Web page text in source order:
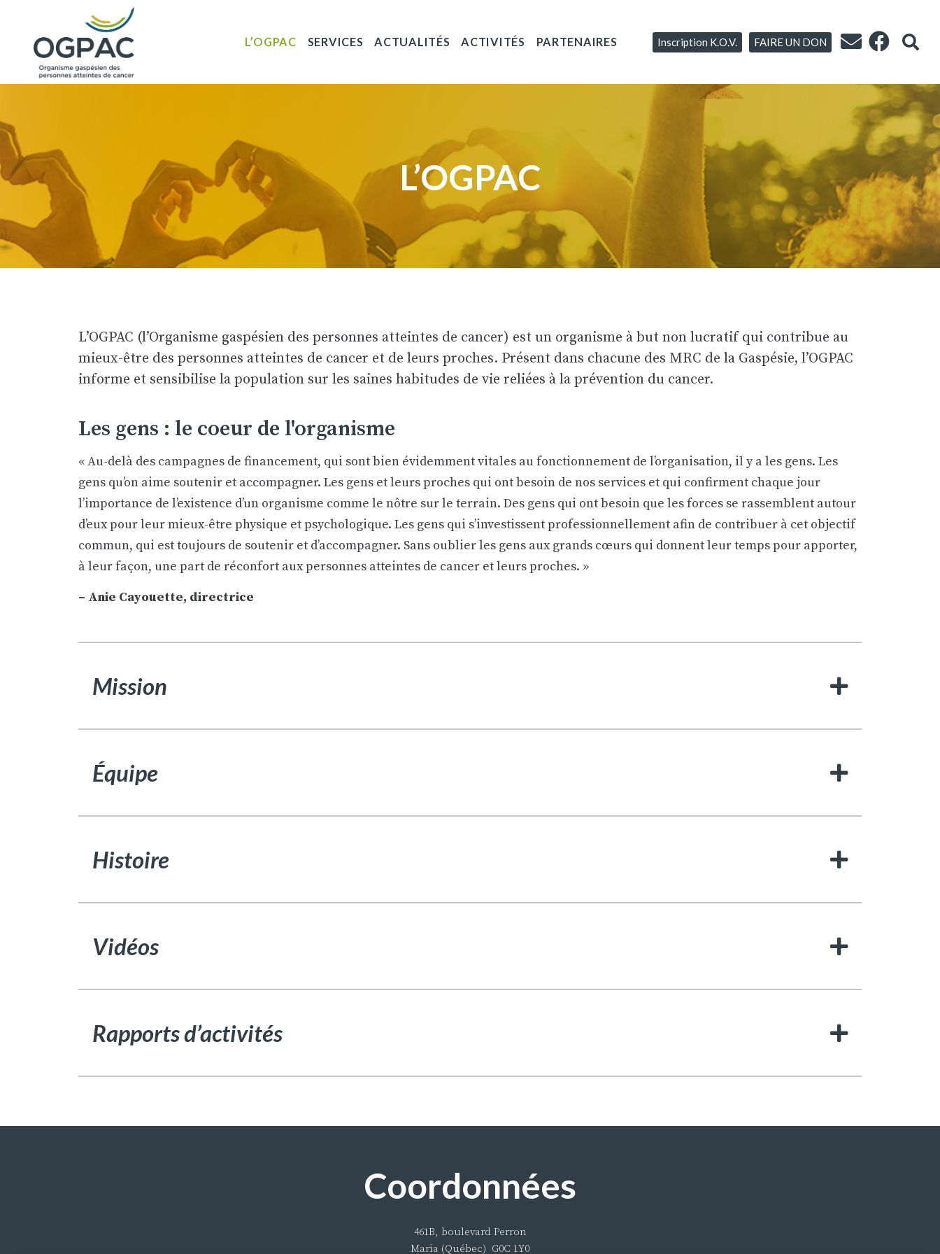
L’OGPAC SERVICES ACTUALITÉS ACTIVITÉS PARTENAIRES Inscription K.O.V. FAIRE UN DON
L’OGPAC
L’OGPAC (l’Organisme gaspésien des personnes atteintes de cancer) est un organisme à but non lucratif qui contribue au
mieux-être des personnes atteintes de cancer et de leurs proches. Présent dans chacune des MRC de la Gaspésie, l’OGPAC
informe et sensibilise la population sur les saines habitudes de vie reliées à la prévention du cancer.
Les gens : le coeur de l'organisme
« Au-delà des campagnes de financement, qui sont bien évidemment vitales au fonctionnement de l’organisation, il y a les gens. Les
gens qu’on aime soutenir et accompagner. Les gens et leurs proches qui ont besoin de nos services et qui confirment chaque jour
l’importance de l’existence d’un organisme comme le nôtre sur le terrain. Des gens qui ont besoin que les forces se rassemblent autour
d’eux pour leur mieux-être physique et psychologique. Les gens qui s’investissent professionnellement afin de contribuer à cet objectif
commun, qui est toujours de soutenir et d’accompagner. Sans oublier les gens aux grands cœurs qui donnent leur temps pour apporter,
à leur façon, une part de réconfort aux personnes atteintes de cancer et leurs proches. »
– Anie Cayouette, directrice
Mission
Équipe
Histoire
Vidéos
Rapports d’activités
Coordonnées
461B, boulevard Perron
Maria (Québec) G0C 1Y0